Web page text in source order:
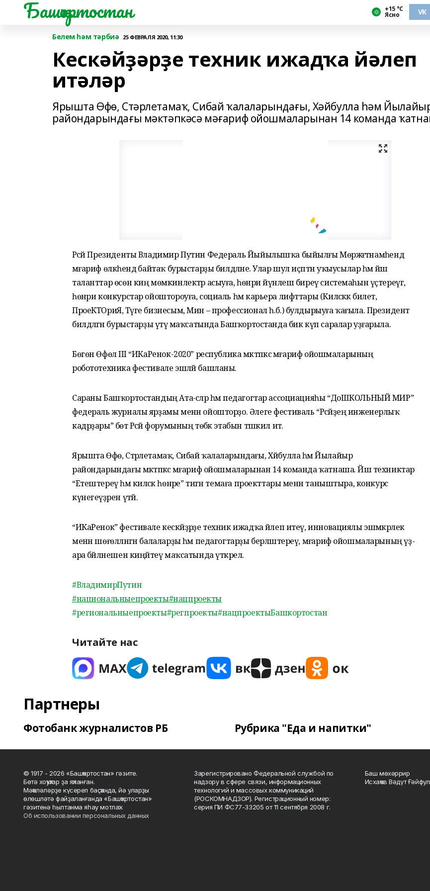
Башҡортостан +15 °С
Ясно VK
Белем һәм тәрбиә 25 ФЕВРАЛЯ 2020, 11:30
Кескәйҙәрҙе техник ижадҡа йәлеп
итәләр
Ярышта Өфө, Стәрлетамаҡ, Сибай ҡалаларындағы, Хәйбулла һәм
райондарындағы мәктәпкәсә мәғариф ойошмаларынан 14 команда
Рәсәй Президенты Владимир Путин Федераль Йыйылышҡа быйылғы Мөрәжәғәтнамәһендә
мәғариф өлкәһендә байтаҡ бурыстарҙы билдәләне. Улар шул иҫәптән уҡыусылар һәм йәш
таланттар өсөн киң мөмкинлектәр асыуға, һөнәри йүнәлеш биреү системаһын үҫтереүгә,
һөнәри конкурстар ойоштороуға, социаль һәм карьера лифттары (Киләсәккә билет,
ПроеКТОриЯ, Тәүге бизнесым, Мин – профессионал һ.б.) булдырыуға ҡағыла. Президент
билдәләгән бурыстарҙы үтәү маҡсатында Башҡортостанда бик күп саралар уҙғарыла.
Бөгөн Өфөлә III “ИКаРенок-2020” республика мәктәпкәсә мәғариф ойошмаларының
робототехника фестивале эшләй башланы.
Сараны Башҡортостандың Ата-әсәләр һәм педагогтар ассоциацияһы “ДоШКОЛЬНЫЙ МИР”
федераль журналы ярҙамы менән ойошторҙо. Әлеге фестиваль “Рәсәйҙең инженерлыҡ
кадрҙары” бөтә Рәсәй форумының төбәк этабын тәшкил итә.
Ярышта Өфө, Стәрлетамаҡ, Сибай ҡалаларындағы, Хәйбулла һәм Йылайыр
райондарындағы мәктәпкәсә мәғариф ойошмаларынан 14 команда ҡатнаша. Йәш техниктар
“Етештереү һәм киләсәк һөнәре” тигән темаға проекттары менән таныштыра, конкурс
күнегеүҙәрен үтәй.
“ИКаРенок” фестивале кескәйҙәрҙе техник ижадҡа йәлеп итеү, инновациялы эшмәкәрлек
менән шөғөлләнгән балаларҙы һәм педагогтарҙы берләштереү, мәғариф ойошмаларының үҙ-
ара бәйләнешен киңәйтеү маҡсатында үткәрелә.
#ВладимирПутин
#национальныепроекты#нацпроекты
#региональныепроекты#регпроекты#нацпроектыБашкортостан
Читайте нас
Партнеры
Фотобанк журналистов РБ Рубрика "Еда и напитки"
© 1917 - 2026 «Башҡортостан» гәзите.
Бөтә хоҡуҡтар ҙа яҡланған.
Мәҡәләләрҙе күсереп баҫҡанда, йә уларҙы
өлөшләтә файҙаланғанда «Башҡортостан»
гәзитенә һылтанма яһау мотлаҡ.
Об использовании персональных данных
Зарегистрировано Федеральной службой по
надзору в сфере связи, информационных
технологий и массовых коммуникаций
(РОСКОМНАДЗОР). Регистрационный номер:
серия ПИ ФС77-33205 от 11 сентября 2008 г.
Баш мөхәррир
Исхаҡов Вәдүт